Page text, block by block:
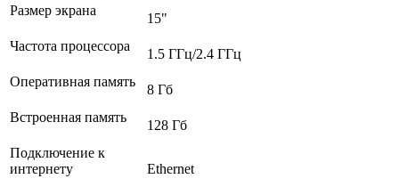
Размер экрана
15"
Частота процессора
1.5 ГГц/2.4 ГГц
Оперативная память
8 Гб
Встроенная память
128 Гб
Подключение к
интернету
Ethernet